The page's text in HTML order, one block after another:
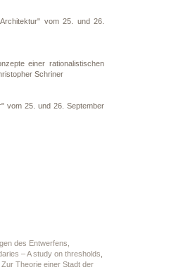
vom 25. und 26.
einer rationalistischen
Schriner
vom 25. und 26. September
des Entwerfens,
– A study on thresholds
Theorie einer Stadt der